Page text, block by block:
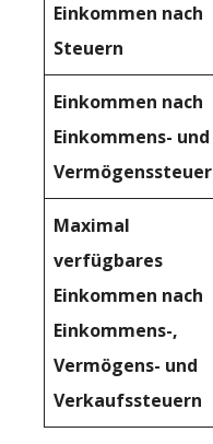
Einkommen nach
Steuern
Einkommen nach
Einkommens- und
Vermögenssteuer
Maximal
verfügbares
Einkommen nach
Einkommens-,
Vermögens- und
Verkaufssteuern